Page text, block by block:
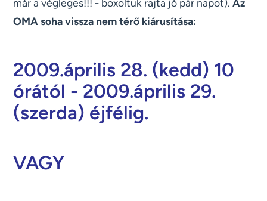
már a végleges!!! - boxoltuk rajta jó pár napot).Az
OMA soha vissza nem térő kiárusítása:
2009.április 28. (kedd) 10
órától - 2009.április 29.
(szerda) éjfélig.
VAGY